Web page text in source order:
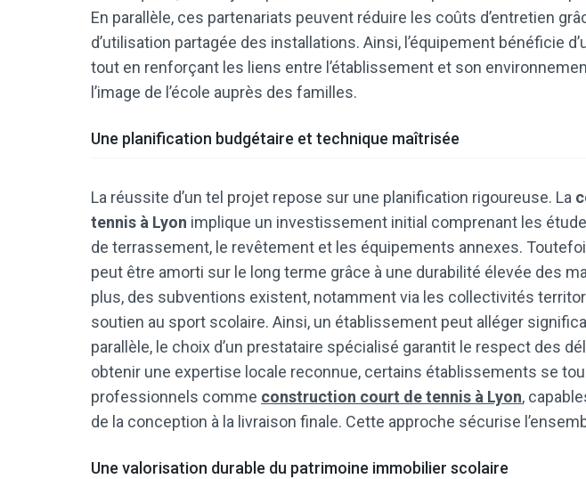
En parallèle, ces partenariats peuvent réduire les coûts d’entretien
d’utilisation partagée des installations. Ainsi, l’équipement bénéficie
tout en renforçant les liens entre l’établissement et son
l’image de l’école auprès des familles.
Une planification budgétaire et technique maîtrisée
La réussite d’un tel projet repose sur une planification rigoureuse. La
tennis à Lyon implique un investissement initial comprenant les
de terrassement, le revêtement et les équipements annexes.
peut être amorti sur le long terme grâce à une durabilité élevée des
plus, des subventions existent, notamment via les collectivités
soutien au sport scolaire. Ainsi, un établissement peut alléger
parallèle, le choix d’un prestataire spécialisé garantit le respect des
obtenir une expertise locale reconnue, certains établissements se
professionnels comme construction court de tennis à Lyon,
de la conception à la livraison finale. Cette approche sécurise
Une valorisation durable du patrimoine immobilier scolaire